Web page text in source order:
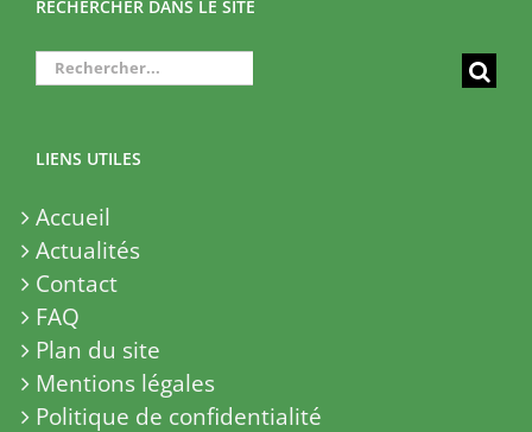
RECHERCHER DANS LE SITE
Rechercher:
LIENS UTILES
Accueil
Actualités
Contact
FAQ
Plan du site
Mentions légales
Politique de confidentialité